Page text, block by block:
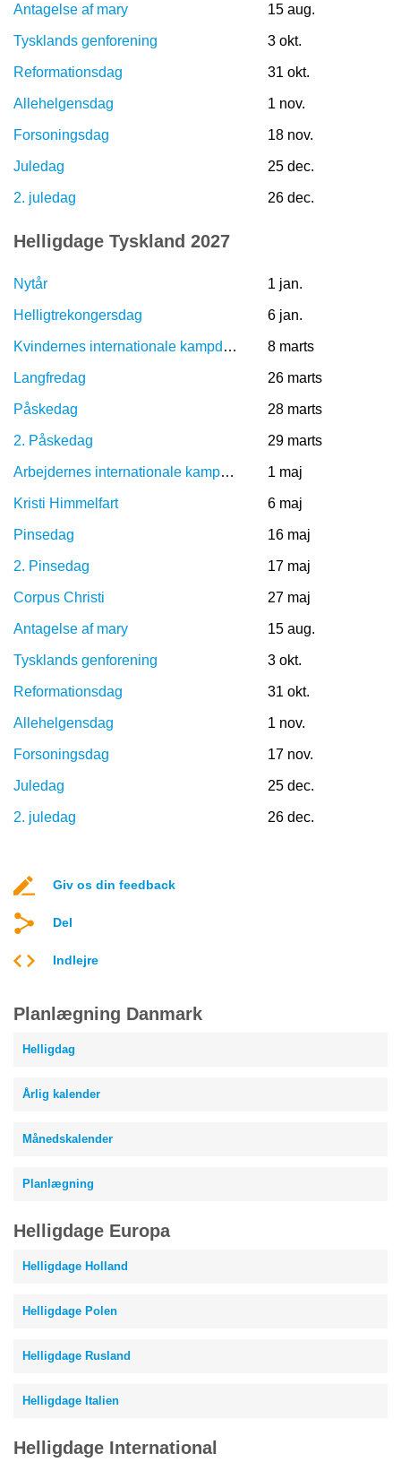
Antagelse af mary 15 aug.
Tysklands genforening 3 okt.
Reformationsdag 31 okt.
Allehelgensdag 1 nov.
Forsoningsdag 18 nov.
Juledag 25 dec.
2. juledag 26 dec.
Helligdage Tyskland 2027
Nytår 1 jan.
Helligtrekongersdag 6 jan.
Kvindernes internationale kampdag 8 marts
Langfredag 26 marts
Påskedag 28 marts
2. Påskedag 29 marts
Arbejdernes internationale kampdag 1 maj
Kristi Himmelfart 6 maj
Pinsedag 16 maj
2. Pinsedag 17 maj
Corpus Christi 27 maj
Antagelse af mary 15 aug.
Tysklands genforening 3 okt.
Reformationsdag 31 okt.
Allehelgensdag 1 nov.
Forsoningsdag 17 nov.
Juledag 25 dec.
2. juledag 26 dec.
Giv os din feedback
Del
Indlejre
Planlægning Danmark
Helligdag
Årlig kalender
Månedskalender
Planlægning
Helligdage Europa
Helligdage Holland
Helligdage Polen
Helligdage Rusland
Helligdage Italien
Helligdage International